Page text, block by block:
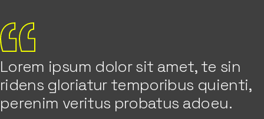
Lorem ipsum dolor sit amet, te sin
ridens gloriatur temporibus quienti,
perenim veritus probatus adoeu.